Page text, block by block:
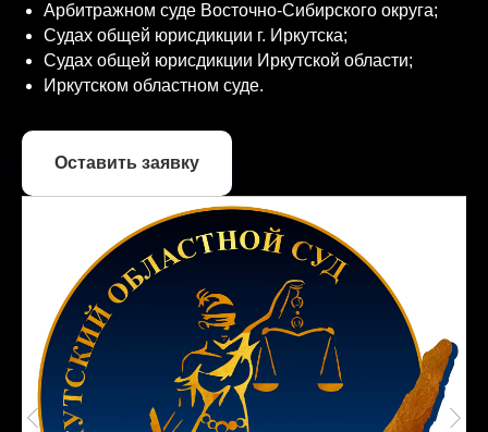
Арбитражном суде Восточно-Сибирского округа;
Судах общей юрисдикции г. Иркутска;
Судах общей юрисдикции Иркутской области;
Иркутском областном суде.
Оставить заявку
• Банкротство Мегетского завода металлоконструкций
• Банкротство Сибирского завода металлоконструкций в
• Банкротство аэропорта “Мама”
• Банкротстов Богучанского гидромонтажного
• Банкротство “Теплоэнерго” в г. Байкальск
А ТАК ЖЕ
МНЕ ДОВЕРЯЮТ
компании с которыми работал